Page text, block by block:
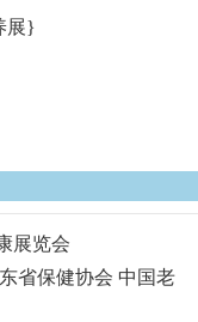
展}
展览会
省保健协会 中国老